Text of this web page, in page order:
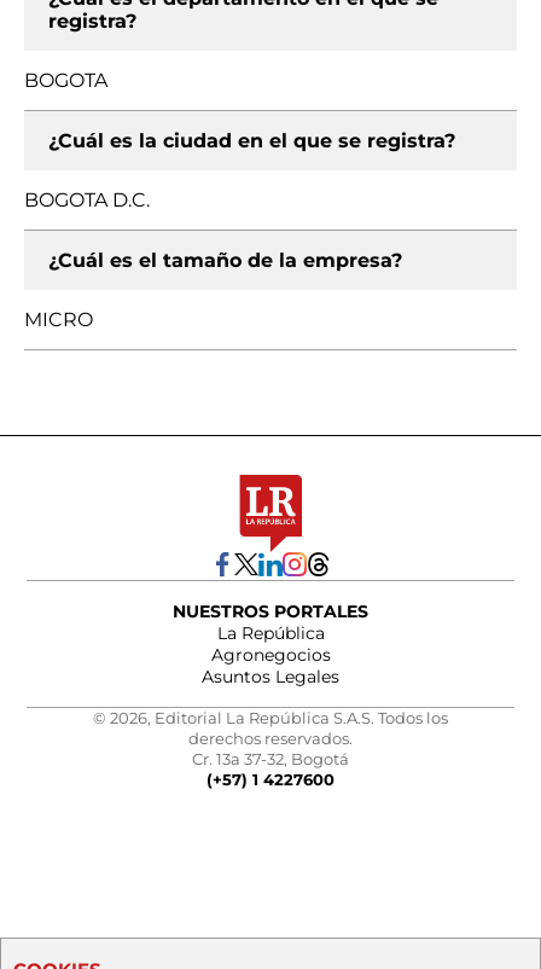
registra?
BOGOTA
¿Cuál es la ciudad en el que se registra?
BOGOTA D.C.
¿Cuál es el tamaño de la empresa?
MICRO
NUESTROS PORTALES
La República
Agronegocios
Asuntos Legales
© 2026, Editorial La República S.A.S. Todos los
derechos reservados.
Cr. 13a 37-32, Bogotá
(+57) 1 4227600